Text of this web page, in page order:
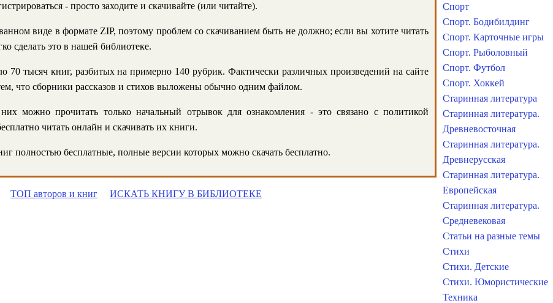
- просто заходите и скачивайте (или читайте).
виде в формате ZIP, поэтому проблем со скачиванием быть не должно; если вы хотите читать
сделать это в нашей библиотеке.
70 тысяч книг, разбитых на примерно 140 рубрик. Фактически различных произведений на сайте
что сборники рассказов и стихов выложены обычно одним файлом.
можно прочитать только начальный отрывок для ознакомления - это связано с политикой
читать онлайн и скачивать их книги.
полностью бесплатные, полные версии которых можно скачать бесплатно.
ТОП авторов и книг ИСКАТЬ КНИГУ В БИБЛИОТЕКЕ
Спорт
Спорт. Бодибилдинг
Спорт. Карточные игры
Спорт. Рыболовный
Спорт. Футбол
Спорт. Хоккей
Старинная литература
Старинная литература.
Древневосточная
Старинная литература.
Древнерусская
Старинная литература.
Европейская
Старинная литература.
Средневековая
Статьи на разные темы
Стихи
Стихи. Детские
Стихи. Юмористические
Техника